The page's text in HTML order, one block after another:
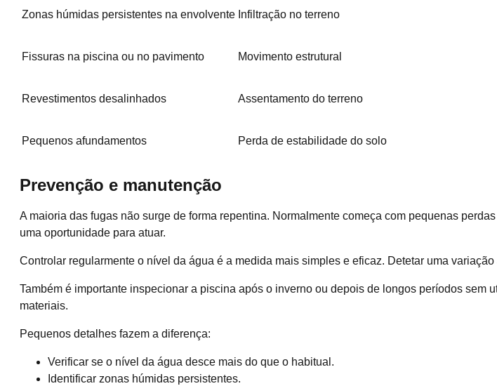
Zonas húmidas persistentes na envolvente Infiltração no terreno
Fissuras na piscina ou no pavimento Movimento estrutural
Revestimentos desalinhados Assentamento do terreno
Pequenos afundamentos Perda de estabilidade do solo
Prevenção e manutenção
A maioria das fugas não surge de forma repentina. Normalmente começa com pequenas
uma oportunidade para atuar.
Controlar regularmente o nível da água é a medida mais simples e eficaz. Detetar uma
Também é importante inspecionar a piscina após o inverno ou depois de longos períodos sem
materiais.
Pequenos detalhes fazem a diferença:
Verificar se o nível da água desce mais do que o habitual.
Identificar zonas húmidas persistentes.